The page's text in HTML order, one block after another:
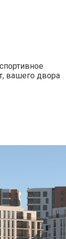
вашего двора